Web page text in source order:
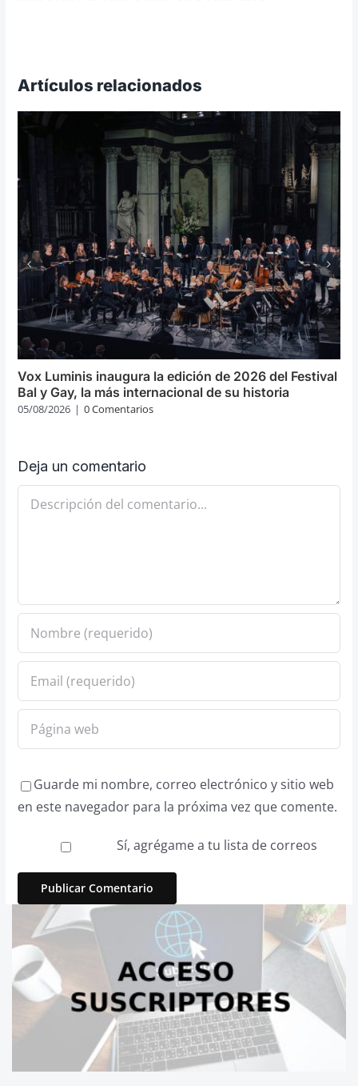
Artículos relacionados
Vox Luminis inaugura la edición de 2026 del Festival
Bal y Gay, la más internacional de su historia
05/08/2026 | 0 Comentarios
Deja un comentario
Comentario
Guarde mi nombre, correo electrónico y sitio web
en este navegador para la próxima vez que comente.
Sí, agrégame a tu lista de correos